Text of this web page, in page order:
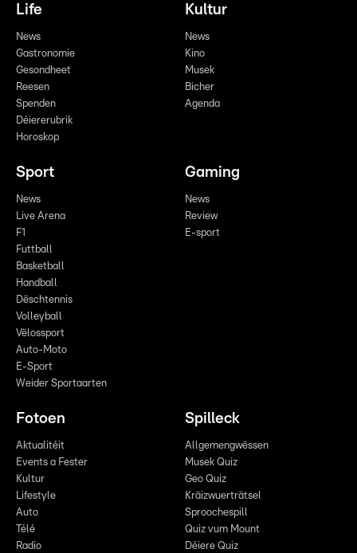
Life
News
Gastronomie
Gesondheet
Reesen
Spenden
Déiererubrik
Horoskop
Kultur
News
Kino
Musek
Bicher
Agenda
Sport
News
Live Arena
F1
Futtball
Basketball
Handball
Dëschtennis
Volleyball
Vëlossport
Auto-Moto
E-Sport
Weider Sportaarten
Gaming
News
Review
E-sport
Fotoen
Aktualitéit
Events a Fester
Kultur
Lifestyle
Auto
Télé
Radio
Spilleck
Allgemengwëssen
Musek Quiz
Geo Quiz
Kräizwuerträtsel
Sproochespill
Quiz vum Mount
Déiere Quiz